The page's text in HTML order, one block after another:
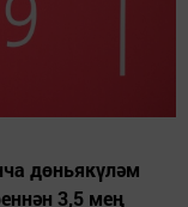
дөньякүләм
3,5 мең